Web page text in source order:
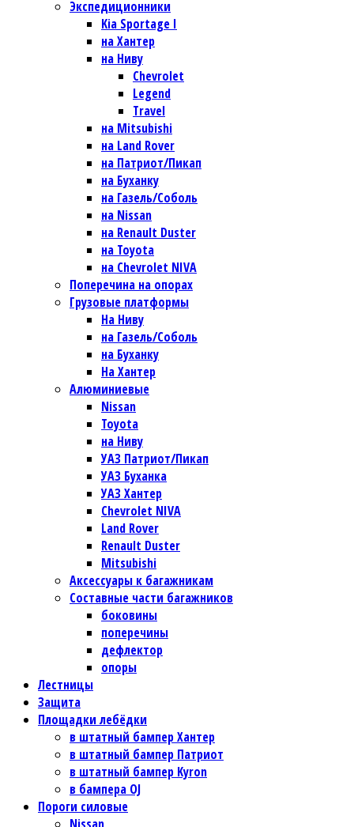
Экспедиционники
Kia Sportage I
на Хантер
на Ниву
Chevrolet
Legend
Travel
на Mitsubishi
на Land Rover
на Патриот/Пикап
на Буханку
на Газель/Соболь
на Nissan
на Renault Duster
на Toyota
на Chevrolet NIVA
Поперечина на опорах
Грузовые платформы
На Ниву
на Газель/Соболь
на Буханку
На Хантер
Алюминиевые
Nissan
Toyota
на Ниву
УАЗ Патриот/Пикап
УАЗ Буханка
УАЗ Хантер
Chevrolet NIVA
Land Rover
Renault Duster
Mitsubishi
Аксессуары к багажникам
Составные части багажников
боковины
поперечины
дефлектор
опоры
Лестницы
Защита
Площадки лебёдки
в штатный бампер Хантер
в штатный бампер Патриот
в штатный бампер Kyron
в бампера OJ
Пороги силовые